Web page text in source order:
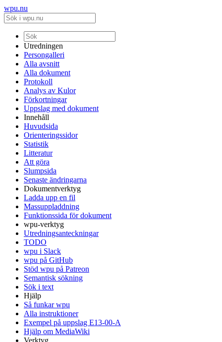
wpu.nu
Utredningen
Persongalleri
Alla avsnitt
Alla dokument
Protokoll
Analys av Kulor
Förkortningar
Uppslag med dokument
Innehåll
Huvudsida
Orienteringssidor
Statistik
Litteratur
Att göra
Slumpsida
Senaste ändringarna
Dokumentverktyg
Ladda upp en fil
Massuppladdning
Funktionssida för dokument
wpu-verktyg
Utredningsanteckningar
TODO
wpu i Slack
wpu på GitHub
Stöd wpu på Patreon
Semantisk sökning
Sök i text
Hjälp
Så funkar wpu
Alla instruktioner
Exempel på uppslag E13-00-A
Hjälp om MediaWiki
Verktyg